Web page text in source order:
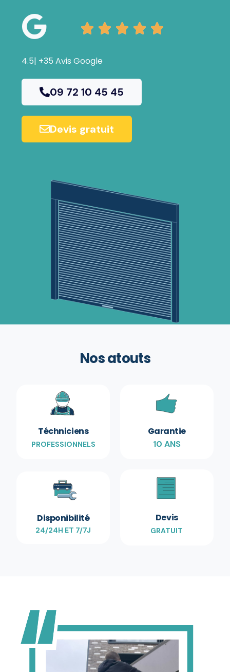
    
4.5| +35 Avis Google
09 72 10 45 45
Devis gratuit
Nos atouts
Téchniciens
PROFESSIONNELS
Garantie
10 ANS
Disponibilité
24/24H ET 7/7J
Devis
GRATUIT